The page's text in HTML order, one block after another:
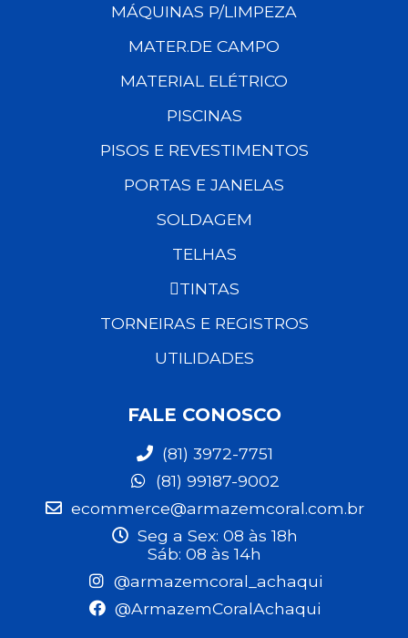
MÁQUINAS P/LIMPEZA
MATER.DE CAMPO
MATERIAL ELÉTRICO
PISCINAS
PISOS E REVESTIMENTOS
PORTAS E JANELAS
SOLDAGEM
TELHAS
TINTAS
TORNEIRAS E REGISTROS
UTILIDADES
FALE CONOSCO
(81) 3972-7751
(81) 99187-9002
ecommerce@armazemcoral.com.br
Seg a Sex: 08 às 18h
Sáb: 08 às 14h
@armazemcoral_achaqui
@ArmazemCoralAchaqui